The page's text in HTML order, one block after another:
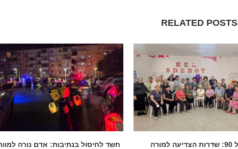
RELATED POSTS
בגיל 90: שדרות הצדיעה למורה
חשד לחיסול בנתיבות: אדם נורה